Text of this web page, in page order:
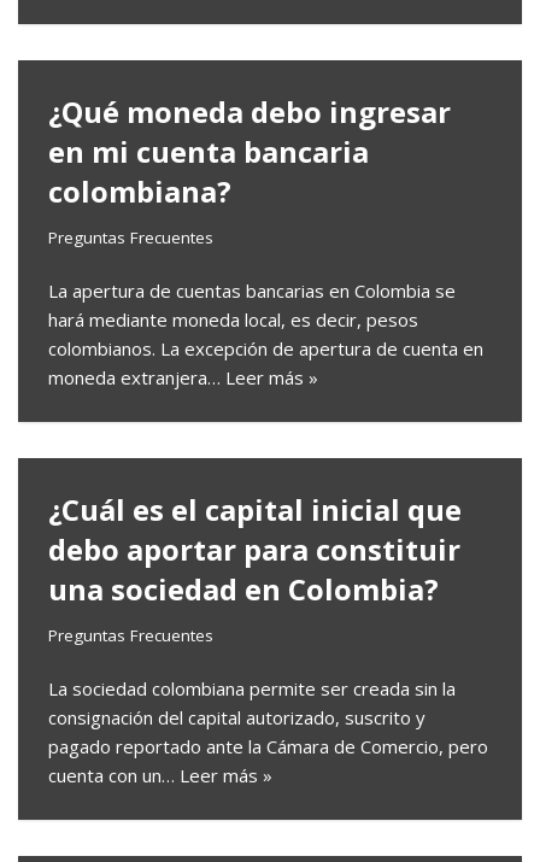
¿Qué moneda debo ingresar
en mi cuenta bancaria
colombiana?
Preguntas Frecuentes
La apertura de cuentas bancarias en Colombia se
hará mediante moneda local, es decir, pesos
colombianos. La excepción de apertura de cuenta en
moneda extranjera… Leer más »
¿Cuál es el capital inicial que
debo aportar para constituir
una sociedad en Colombia?
Preguntas Frecuentes
La sociedad colombiana permite ser creada sin la
consignación del capital autorizado, suscrito y
pagado reportado ante la Cámara de Comercio, pero
cuenta con un… Leer más »